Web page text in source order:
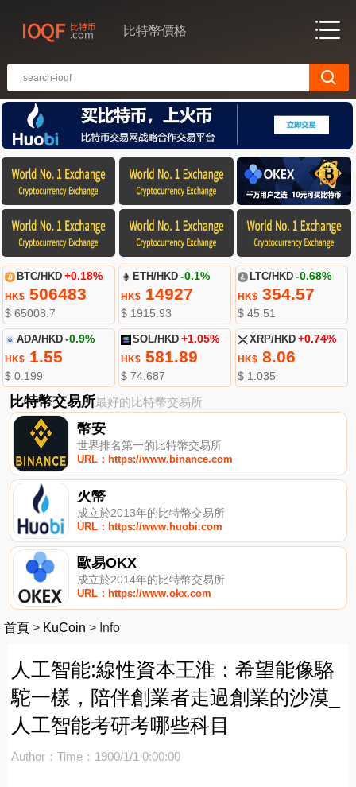
比特幣價格
BTC/HKD +0.18%
HK$506483
$ 65008.7
ETH/HKD -0.1%
HK$ 14927
$ 1915.93
LTC/HKD -0.68%
HK$354.57
$ 45.51
ADA/HKD -0.9%
HK$1.55
$ 0.199
SOL/HKD +1.05%
HK$ 581.89
$ 74.687
XRP/HKD +0.74%
HK$8.06
$ 1.035
比特幣交易所最好的比特幣交易所
幣安
世界排名第一的比特幣交易所
URL：https://www.binance.com
火幣
成立於2013年的比特幣交易所
URL：https://www.huobi.com
歐易OKX
成立於2014年的比特幣交易所
URL：https://www.okx.com
首頁 > KuCoin > Info
人工智能:線性資本王淮：希望能像駱
駝一樣，陪伴創業者走過創業的沙漠_
人工智能考研考哪些科目
Author： Time：1900/1/1 0:00:00